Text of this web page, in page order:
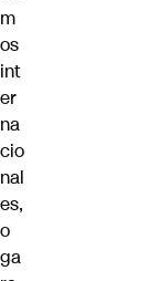
m
os
int
er
na
cio
nal
es,
o
ga